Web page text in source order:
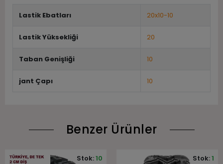
Lastik Ebatları 20x10-10
Lastik Yüksekliği 20
Taban Genişliği 10
jant Çapı 10
Benzer Ürünler
Stok:10 Stok:1